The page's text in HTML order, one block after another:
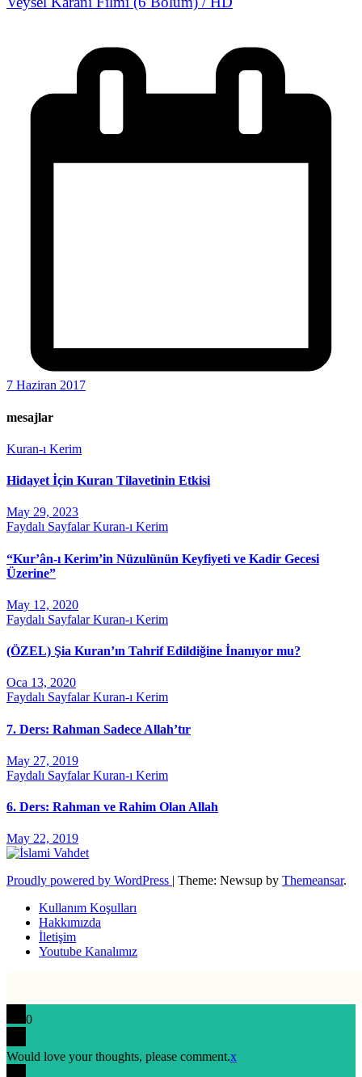
7 Haziran 2017
mesajlar
Kuran-ı Kerim
Hidayet İçin Kuran Tilavetinin Etkisi
May 29, 2023
Faydalı SayfalarKuran-ı Kerim
“Kur’ân-ı Kerim’in Nüzulünün Keyfiyeti ve Kadir Gecesi
Üzerine”
May 12, 2020
Faydalı SayfalarKuran-ı Kerim
(ÖZEL) Şia Kuran’ın Tahrif Edildiğine İnanıyor mu?
Oca 13, 2020
Faydalı SayfalarKuran-ı Kerim
7. Ders: Rahman Sadece Allah’tır
May 27, 2019
Faydalı SayfalarKuran-ı Kerim
6. Ders: Rahman ve Rahim Olan Allah
May 22, 2019
Proudly powered by WordPress Theme: Newsup by Themeansar.
Kullanım Koşulları
Hakkımızda
İletişim
Youtube Kanalımız
0
Would love your thoughts, please comment.x